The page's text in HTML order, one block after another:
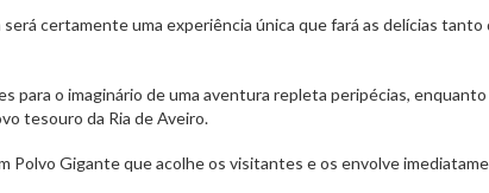
certamente uma experiência única que fará as delícias tanto
para o imaginário de uma aventura repleta peripécias, enquanto
tesouro da Ria de Aveiro.
Polvo Gigante que acolhe os visitantes e os envolve